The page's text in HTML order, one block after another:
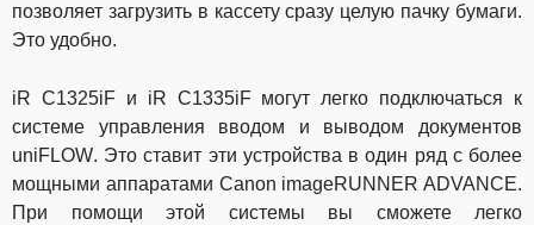
позволяет загрузить в кассету сразу целую пачку бумаги.
Это удобно.
iR C1325iF и iR C1335iF могут легко подключаться к
системе управления вводом и выводом документов
uniFLOW. Это ставит эти устройства в один ряд с более
мощными аппаратами Canon imageRUNNER ADVANCE.
При помощи этой системы вы сможете легко